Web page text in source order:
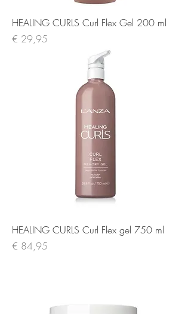
HEALING CURLS Curl Flex Gel 200 ml
Prijs
€ 29,95
HEALING CURLS Curl Flex gel 750 ml
Prijs
€ 84,95